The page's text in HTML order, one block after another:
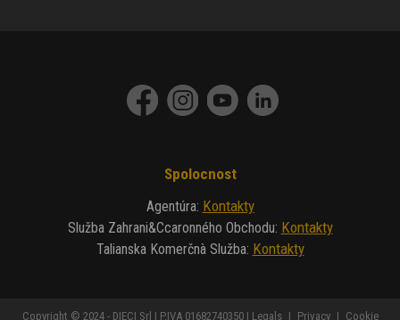
Spolocnost
Agentúra: Kontakty
Služba Zahrani&ccaronného Obchodu: Kontakty
Talianska Komerčnà Služba: Kontakty
Copyright © 2024 - DIECI Srl | P.IVA 01682740350 | Legals | Privacy | Cookie